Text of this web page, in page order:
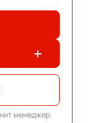
менеджер